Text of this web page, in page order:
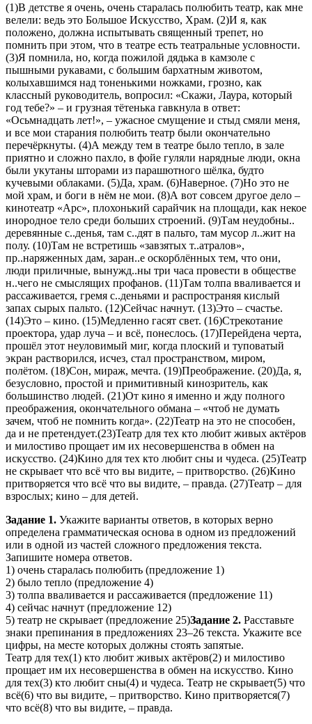
(1)В детстве я очень, очень старалась полюбить театр, как мне
велели: ведь это Большое Искусство, Храм. (2)И я, как
положено, должна испытывать священный трепет, но
помнить при этом, что в театре есть театральные условности.
(3)Я помнила, но, когда пожилой дядька в камзоле с
пышными рукавами, с большим бархатным животом,
колыхавшимся над тоненькими ножками, грозно, как
классный руководитель, вопросил: «Скажи, Лаура, который
год тебе?» – и грузная тётенька гавкнула в ответ:
«Осьмнадцать лет!», – ужасное смущение и стыд смяли меня,
и все мои старания полюбить театр были окончательно
перечёркнуты. (4)А между тем в театре было тепло, в зале
приятно и сложно пахло, в фойе гуляли нарядные люди, окна
были укутаны шторами из парашютного шёлка, будто
кучевыми облаками. (5)Да, храм. (6)Наверное. (7)Но это не
мой храм, и боги в нём не мои. (8)А вот совсем другое дело –
кинотеатр «Арс», плохонький сарайчик на площади, как некое
инородное тело среди больших строений. (9)Там неудобны..
деревянные с..денья, там с..дят в пальто, там мусор л..жит на
полу. (10)Там не встретишь «завзятых т..атралов»,
пр..наряженных дам, заран..е оскорблённых тем, что они,
люди приличные, вынужд..ны три часа провести в обществе
н..чего не смыслящих профанов. (11)Там толпа вваливается и
рассаживается, гремя с..деньями и распространяя кислый
запах сырых пальто. (12)Сейчас начнут. (13)Это – счастье.
(14)Это – кино. (15)Медленно гасят свет. (16)Стрекотание
проектора, удар луча – и всё, понеслось. (17)Перейдена черта,
прошёл этот неуловимый миг, когда плоский и туповатый
экран растворился, исчез, стал пространством, миром,
полётом. (18)Сон, мираж, мечта. (19)Преображение. (20)Да, я,
безусловно, простой и примитивный кинозритель, как
большинство людей. (21)От кино я именно и жду полного
преображения, окончательного обмана – «чтоб не думать
зачем, чтоб не помнить когда». (22)Театр на это не способен,
да и не претендует.(23)Театр для тех кто любит живых актёров
и милостиво прощает им их несовершенства в обмен на
искусство. (24)Кино для тех кто любит сны и чудеса. (25)Театр
не скрывает что всё что вы видите, – притворство. (26)Кино
притворяется что всё что вы видите, – правда. (27)Театр – для
взрослых; кино – для детей.
Задание 1. Укажите варианты ответов, в которых верно
определена грамматическая основа в одном из предложений
или в одной из частей сложного предложения текста.
Запишите номера ответов.
1) очень старалась полюбить (предложение 1)
2) было тепло (предложение 4)
3) толпа вваливается и рассаживается (предложение 11)
4) сейчас начнут (предложение 12)
5) театр не скрывает (предложение 25)Задание 2. Расставьте
знаки препинания в предложениях 23–26 текста. Укажите все
цифры, на месте которых должны стоять запятые.
Театр для тех(1) кто любит живых актёров(2) и милостиво
прощает им их несовершенства в обмен на искусство. Кино
для тех(3) кто любит сны(4) и чудеса. Театр не скрывает(5) что
всё(6) что вы видите, – притворство. Кино притворяется(7)
что всё(8) что вы видите, – правда.